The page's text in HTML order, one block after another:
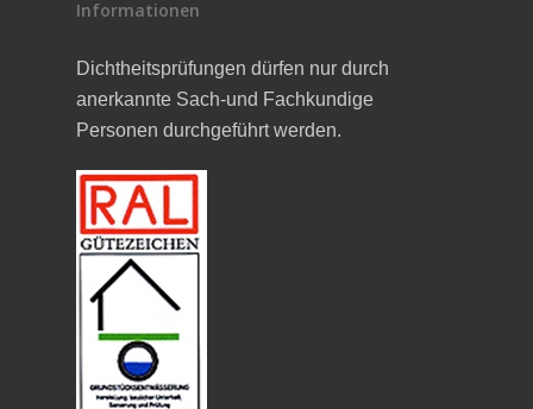
Informationen
Dichtheitsprüfungen dürfen nur durch
anerkannte Sach-und Fachkundige
Personen durchgeführt werden.